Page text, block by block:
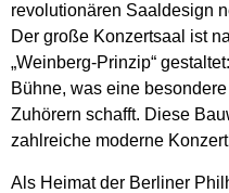
revolutionären Saaldesign
Der große Konzertsaal ist
„Weinberg-Prinzip“
Bühne, was eine
Zuhörern schafft. Diese
zahlreiche moderne
Als Heimat der Berliner